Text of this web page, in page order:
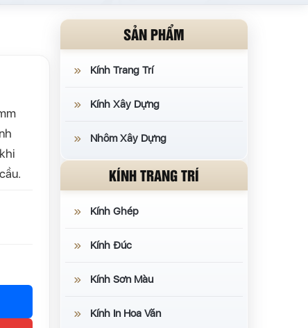
SẢN PHẨM
Kính Trang Trí
Kính Xây Dựng
Nhôm Xây Dựng
KÍNH TRANG TRÍ
Kính Ghép
Kính Đúc
Kính Sơn Màu
Kính In Hoa Văn